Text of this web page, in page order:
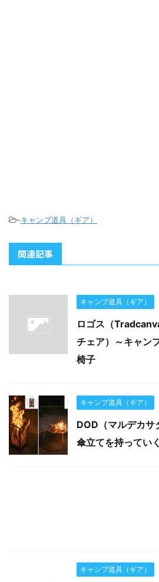
-キャンプ道具（ギア）
関連記事
キャンプ道具（ギア）
ロゴス（
チェア）～キャン
椅子
キャンプ道具（ギア）
DOD（マルデカサ
傘立てを持ってい
キャンプ道具（ギア）